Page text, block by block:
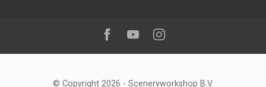
Volg ons op:Facebook
YoutubeInstagram
© Copyright 2026 - Sceneryworkshop B.V.